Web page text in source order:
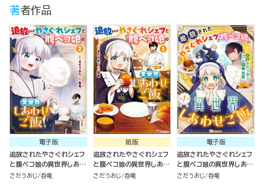
著者作品
電子版
追放されたやさぐれシェフ
と腹ペコ娘の異世界しあわ
せご飯 コミック版 （2）
さだうおじ 呑竜
紙版
追放されたやさぐれシェフ
と腹ペコ娘の異世界しあわ
せご飯（1）
さだうおじ 呑竜
電子版
追放されたやさぐれシェフ
と腹ペコ娘の異世界しあわ
せご飯 コミック版 （分冊
さだうおじ 呑竜